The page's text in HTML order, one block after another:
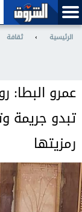
الرئيسية › ثقافة
عمرو البطا:
تبدو
رمزيتها